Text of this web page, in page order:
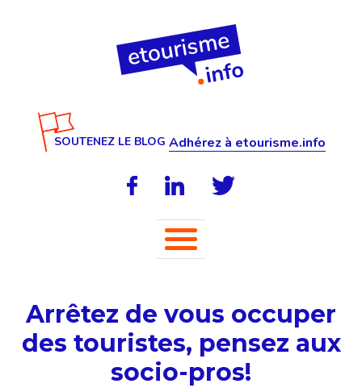
SOUTENEZ LE BLOG Adhérez à etourisme.info
Arrêtez de vous occuper
des touristes, pensez aux
socio-pros!